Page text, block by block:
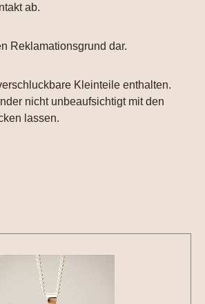
ab.
Reklamationsgrund dar.
Kleinteile enthalten.
nicht unbeaufsichtigt mit den
lassen.